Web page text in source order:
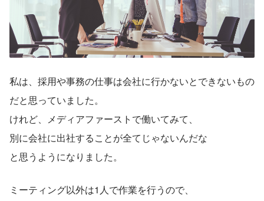
私は、採用や事務の仕事は会社に行かないとできないもの
だと思っていました。
けれど、メディアファーストで働いてみて、
別に会社に出社することが全てじゃないんだな
と思うようになりました。
ミーティング以外は1人で作業を行うので、